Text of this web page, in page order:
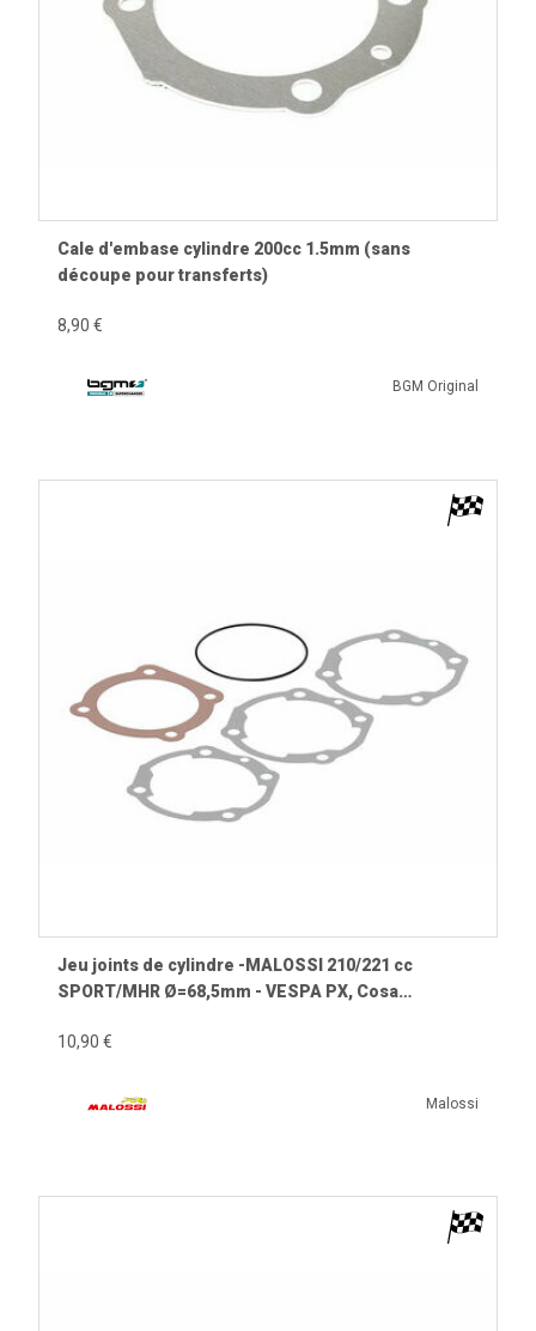
Cale d'embase cylindre 200cc 1.5mm (sans
découpe pour transferts)
8,90 €
BGM Original
Jeu joints de cylindre -MALOSSI 210/221 cc
SPORT/MHR Ø=68,5mm - VESPA PX, Cosa
de culasse en cuivre, 1x joint torique de culasse
10,90 €
Malossi